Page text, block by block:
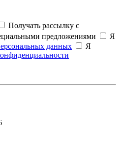
Получать рассылку с
предложениями
Я
данных
Я